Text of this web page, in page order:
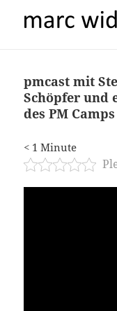
pmcast mit
Schöpfer und
des PM Camps
< 1 Minute